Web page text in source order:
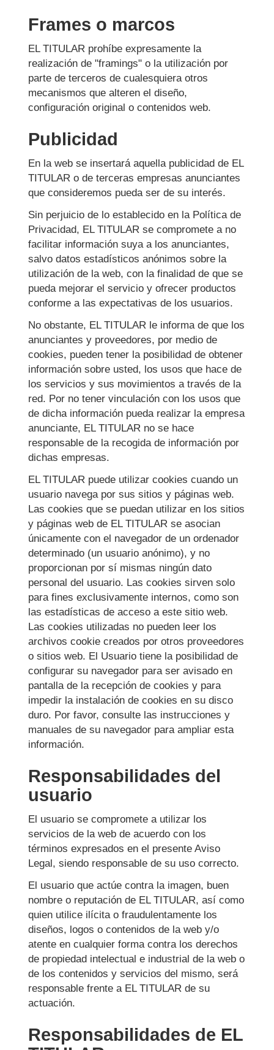
Frames o marcos
EL TITULAR prohíbe expresamente la
realización de "framings" o la utilización por
parte de terceros de cualesquiera otros
mecanismos que alteren el diseño,
configuración original o contenidos web.
Publicidad
En la web se insertará aquella publicidad de EL
TITULAR o de terceras empresas anunciantes
que consideremos pueda ser de su interés.
Sin perjuicio de lo establecido en la Política de
Privacidad, EL TITULAR se compromete a no
facilitar información suya a los anunciantes,
salvo datos estadísticos anónimos sobre la
utilización de la web, con la finalidad de que se
pueda mejorar el servicio y ofrecer productos
conforme a las expectativas de los usuarios.
No obstante, EL TITULAR le informa de que los
anunciantes y proveedores, por medio de
cookies, pueden tener la posibilidad de obtener
información sobre usted, los usos que hace de
los servicios y sus movimientos a través de la
red. Por no tener vinculación con los usos que
de dicha información pueda realizar la empresa
anunciante, EL TITULAR no se hace
responsable de la recogida de información por
dichas empresas.
EL TITULAR puede utilizar cookies cuando un
usuario navega por sus sitios y páginas web.
Las cookies que se puedan utilizar en los sitios
y páginas web de EL TITULAR se asocian
únicamente con el navegador de un ordenador
determinado (un usuario anónimo), y no
proporcionan por sí mismas ningún dato
personal del usuario. Las cookies sirven solo
para fines exclusivamente internos, como son
las estadísticas de acceso a este sitio web.
Las cookies utilizadas no pueden leer los
archivos cookie creados por otros proveedores
o sitios web. El Usuario tiene la posibilidad de
configurar su navegador para ser avisado en
pantalla de la recepción de cookies y para
impedir la instalación de cookies en su disco
duro. Por favor, consulte las instrucciones y
manuales de su navegador para ampliar esta
información.
Responsabilidades del
usuario
El usuario se compromete a utilizar los
servicios de la web de acuerdo con los
términos expresados en el presente Aviso
Legal, siendo responsable de su uso correcto.
El usuario que actúe contra la imagen, buen
nombre o reputación de EL TITULAR, así como
quien utilice ilícita o fraudulentamente los
diseños, logos o contenidos de la web y/o
atente en cualquier forma contra los derechos
de propiedad intelectual e industrial de la web o
de los contenidos y servicios del mismo, será
responsable frente a EL TITULAR de su
actuación.
Responsabilidades de EL